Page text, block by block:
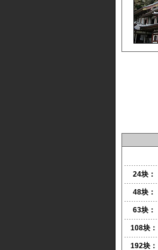
24块：
48块：
63块：
108块：
192块：